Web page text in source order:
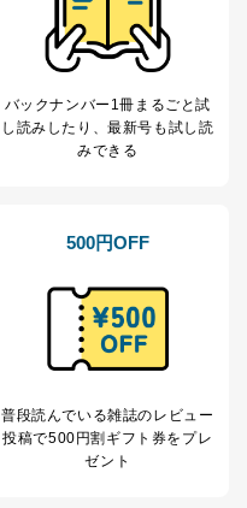
バックナンバー1冊まるごと試
し読み したり、最新号も試し読
みできる
500円OFF
普段読んでいる雑誌のレビュー
投稿で500円割ギフト券をプレ
ゼント